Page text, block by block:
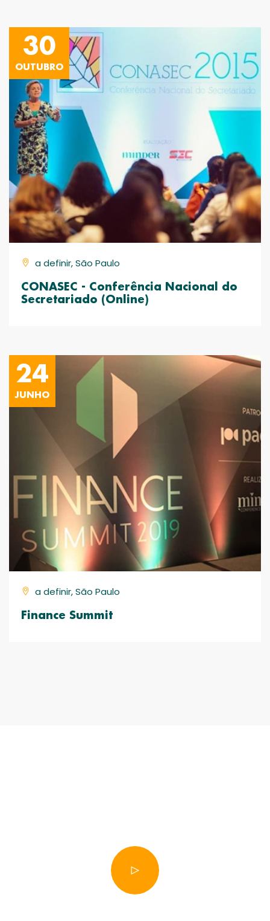
30
OUTUBRO
a definir, São Paulo
CONASEC - Conferência Nacional do
Secretariado (Online)
24
JUNHO
a definir, São Paulo
Finance Summit